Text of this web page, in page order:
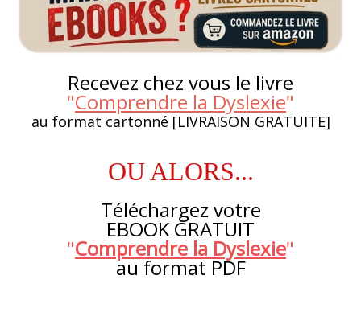
Recevez chez vous le livre
"Comprendre la Dyslexie"
au format cartonné [LIVRAISON GRATUITE]
OU ALORS...
Téléchargez votre
EBOOK GRATUIT
"Comprendre la Dyslexie"
au format PDF